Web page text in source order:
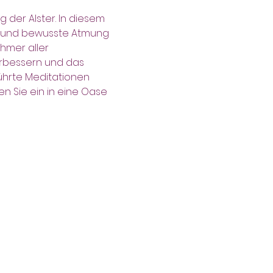
der Alster. In diesem
bewusste Atmung
aller
und das
Meditationen
Sie ein in eine Oase